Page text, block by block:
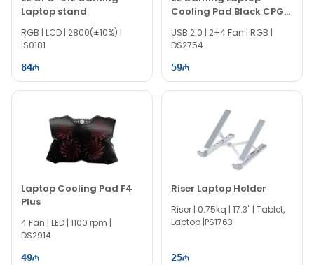
EVO comp mağazasından sifariş edildikdə sürətli və
etibarlı çatdırılma ilə təchiz olunur. İndi alın və noutbuk
istifadənizi daha da rahatlaşdırın!
Laptop stand
RGB | LCD | 2800(±10%) |
İS0181
84
Cooling Pad Black CPG-
USB 2.0 | 2+4 Fan | RGB |
DS2754
59
Laptop Cooling Pad F4
Plus
4 Fan | LED | 1100 rpm |
DS2914
49
Riser Laptop Holder
Riser | 0.75kq | 17.3" | Tablet,
Laptop |PS1763
25